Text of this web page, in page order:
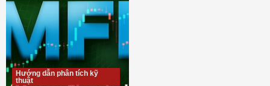
Hướng dẫn phân tích kỹ
thuật